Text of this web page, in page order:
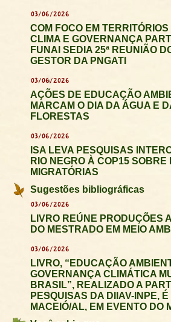
03/06/2026
COM FOCO EM
CLIMA E GOVERNANÇA
FUNAI SEDIA 25ª REUNIÃO
GESTOR DA PNGATI
03/06/2026
AÇÕES DE EDUCAÇÃO
MARCAM O DIA DA ÁGUA E
FLORESTAS
03/06/2026
ISA LEVA PESQUISAS
RIO NEGRO À COP15 SOBRE
MIGRATÓRIAS
Sugestões bibliográficas
03/06/2026
LIVRO REÚNE PRODUÇÕES
DO MESTRADO EM MEIO
03/06/2026
LIVRO, “EDUCAÇÃO
GOVERNANÇA CLIMÁTICA
BRASIL”, REALIZADO A
PESQUISAS DA DIIAV-INPE,
MACEIÓ/AL, EM EVENTO DO